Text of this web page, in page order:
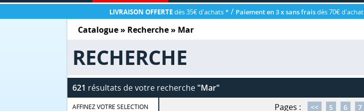
LIVRAISON OFFERTEdès 35€ d'achats * / Paiement en 3 x sans fraisdès 70€ d'achat
Catalogue» Recherche » Mar
RECHERCHE
621 résultats de votre recherche "Mar"
AFFINEZ VOTRE SELECTION Pages : << 5 6 7